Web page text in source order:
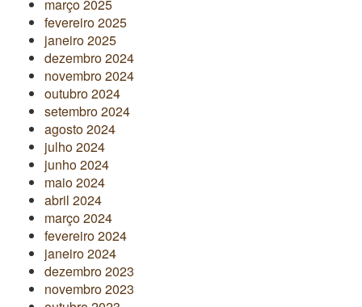
março 2025
fevereiro 2025
janeiro 2025
dezembro 2024
novembro 2024
outubro 2024
setembro 2024
agosto 2024
julho 2024
junho 2024
maio 2024
abril 2024
março 2024
fevereiro 2024
janeiro 2024
dezembro 2023
novembro 2023